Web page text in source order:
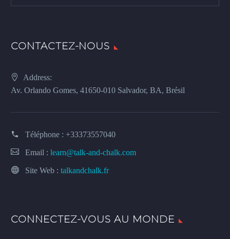
CONTACTEZ-NOUS
Address:
Av. Orlando Gomes, 41650-010 Salvador, BA, Brésil
Téléphone : +33373557040
Email : learn@talk-and-chalk.com
Site Web : talkandchalk.fr
CONNECTEZ-VOUS AU MONDE